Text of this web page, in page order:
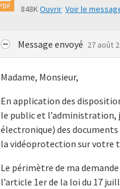
848KOuvrir Voir le
Message envoyé 27 août
Madame, Monsieur,
En application des
le public et
électronique) des
la vidéoprotection sur votre
Le périmètre de ma
l’article 1er de la loi du 17